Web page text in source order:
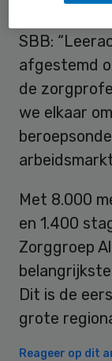
SBB:
afgestemd
de
we elkaar
Met 8.000
en 1.400
Zorggroep
Dit is de
grote
Reageer op dit